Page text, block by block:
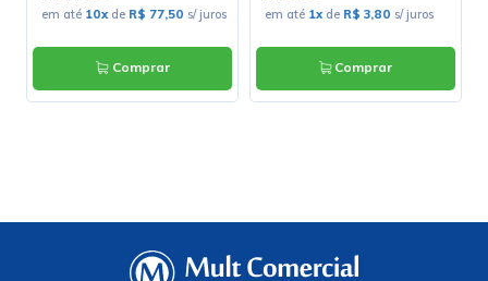
em até 10xde R$ 77,50 s/ juros
Comprar
em até 1xde R$ 3,80 s/ juros
Comprar